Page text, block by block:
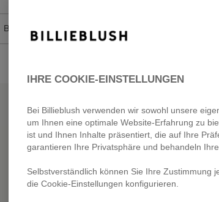
Bottoms Coats Shoes and accessories
IHRE COOKIE-EINSTELLUNGEN
Bei Billieblush verwenden wir sowohl unsere
um Ihnen eine optimale Website-Erfahrung zu
ist und Ihnen Inhalte präsentiert, die auf Ihre
garantieren Ihre Privatsphäre und behandeln
Selbstverständlich können Sie Ihre Zustimmung
die Cookie-Einstellungen konfigurieren.